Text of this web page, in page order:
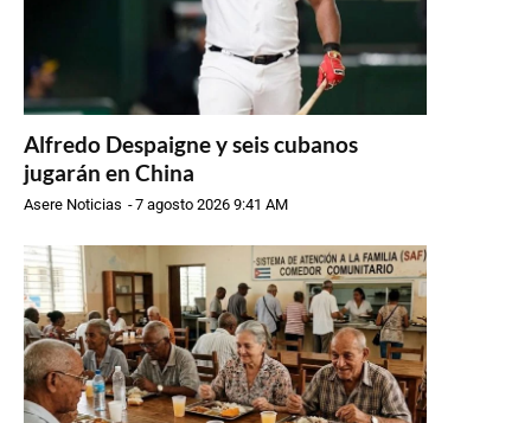
Alfredo Despaigne y seis cubanos
jugarán en China
Asere Noticias -7 agosto 2026 9:41 AM